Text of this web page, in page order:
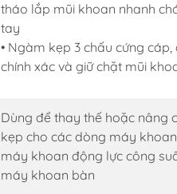
tháo lắp mũi khoan nhanh
tay
• Ngàm kẹp 3 chấu cứng cáp,
chính xác và giữ chặt mũi
Dùng để thay thế hoặc nâng
kẹp cho các dòng máy
máy khoan động lực công
máy khoan bàn